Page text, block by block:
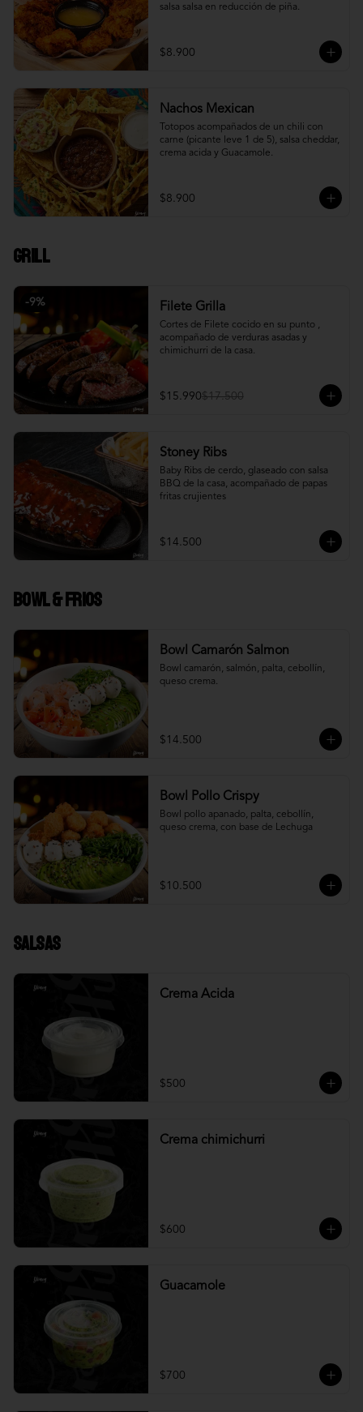
salsa salsa en reducción de piña.
$8.900
Nachos Mexican
Totopos acompañados de un chili con
carne (picante leve 1 de 5), salsa cheddar,
crema acida y Guacamole.
$8.900
Grill
-9% Filete Grilla
Cortes de Filete cocido en su punto ,
acompañado de verduras asadas y
chimichurri de la casa.
$15.990$17.500
Stoney Ribs
Baby Ribs de cerdo, glaseado con salsa
BBQ de la casa, acompañado de papas
fritas crujientes
$14.500
Bowl & frios
Bowl Camarón Salmon
Bowl camarón, salmón, palta, cebollín,
queso crema.
$14.500
Bowl Pollo Crispy
Bowl pollo apanado, palta, cebollín,
queso crema, con base de Lechuga
$10.500
Salsas
Crema Acida
$500
Crema chimichurri
$600
Guacamole
$700